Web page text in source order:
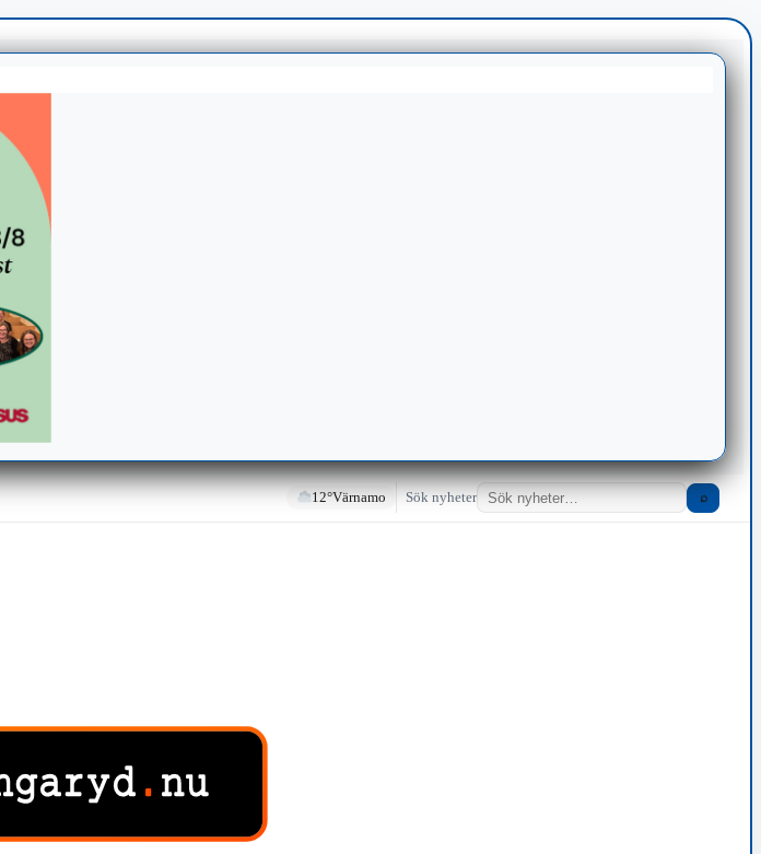
12°Värnamo Sök nyheter ⌕